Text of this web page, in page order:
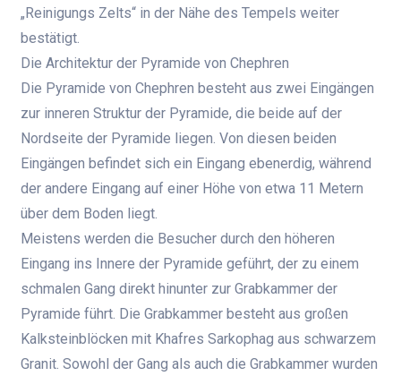
„Reinigungs Zelts“ in der Nähe des Tempels weiter
bestätigt.
Die Architektur der Pyramide von Chephren
Die Pyramide von Chephren besteht aus zwei Eingängen
zur inneren Struktur der Pyramide, die beide auf der
Nordseite der Pyramide liegen. Von diesen beiden
Eingängen befindet sich ein Eingang ebenerdig, während
der andere Eingang auf einer Höhe von etwa 11 Metern
über dem Boden liegt.
Meistens werden die Besucher durch den höheren
Eingang ins Innere der Pyramide geführt, der zu einem
schmalen Gang direkt hinunter zur Grabkammer der
Pyramide führt. Die Grabkammer besteht aus großen
Kalksteinblöcken mit Khafres Sarkophag aus schwarzem
Granit. Sowohl der Gang als auch die Grabkammer wurden